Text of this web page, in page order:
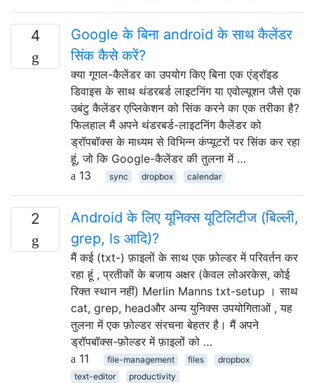
4
Google के बिना android के साथ कैलेंडर
सिंक कैसे करें?
क्या गूगल-कैलेंडर का उपयोग किए बिना एक एंड्रॉइड
डिवाइस के साथ थंडरबर्ड लाइटनिंग या एवोल्यूशन जैसे एक
उबंटु कैलेंडर एप्लिकेशन को सिंक करने का एक तरीका है?
फिलहाल मैं अपने थंडरबर्ड-लाइटनिंग कैलेंडर को
ड्रॉपबॉक्स के माध्यम से विभिन्न कंप्यूटरों पर सिंक कर रहा
हूं, जो कि Google-कैलेंडर की तुलना में …
13
sync dropbox calendar
2
Android के लिए यूनिक्स यूटिलिटीज (बिल्ली,
grep, ls आदि)?
मैं कई (txt-) फ़ाइलों के साथ एक फ़ोल्डर में परिवर्तन कर
रहा हूं , प्रतीकों के बजाय अक्षर (केवल लोअरकेस, कोई
रिक्त स्थान नहीं) Merlin Manns txt-setup । साथ
cat, grep, headऔर अन्य युनिक्स उपयोगिताओं , यह
तुलना में एक फ़ोल्डर संरचना बेहतर है। मैं अपने
ड्रॉपबॉक्स-फ़ोल्डर में फ़ाइलों को …
11
file-management files
dropbox
text-editor
productivity